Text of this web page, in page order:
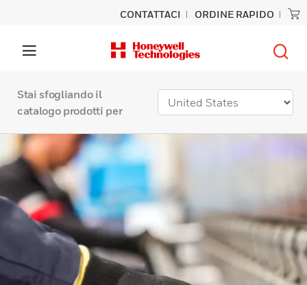
CONTATTACI ORDINE RAPIDO
Stai sfogliando il
catalogo prodotti per